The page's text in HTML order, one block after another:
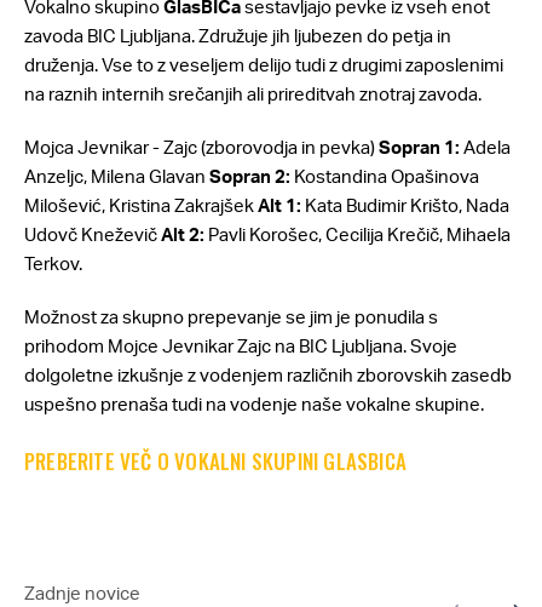
Vokalno skupinoGlasBICasestavljajo pevke iz vseh enot
zavoda BIC Ljubljana. Združuje jih ljubezen do petja in
druženja. Vse to z veseljem delijo tudi z drugimi zaposlenimi
na raznih internih srečanjih ali prireditvah znotraj zavoda.
Mojca Jevnikar - Zajc (zborovodja in pevka)Sopran 1: Adela
Anzeljc, Milena Glavan Sopran 2: Kostandina Opašinova
Milošević, Kristina ZakrajšekAlt 1: Kata Budimir Krišto, Nada
Udovč KneževičAlt 2: Pavli Korošec, Cecilija Krečič, Mihaela
Terkov.
Možnost za skupno prepevanje se jim je ponudila s
prihodom Mojce Jevnikar Zajc na BIC Ljubljana. Svoje
dolgoletne izkušnje z vodenjem različnih zborovskih zasedb
uspešno prenaša tudi na vodenje naše vokalne skupine.
PREBERITE VEČ O VOKALNI SKUPINI GLASBICA
Zadnje novice